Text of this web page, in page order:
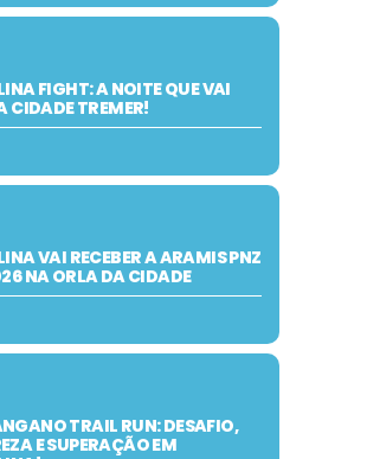
FIGHT: A NOITE QUE VAI
CIDADE TREMER!
VAI RECEBER A ARAMIS PNZ
NA ORLA DA CIDADE
TRAIL RUN: DESAFIO,
E SUPERAÇÃO EM